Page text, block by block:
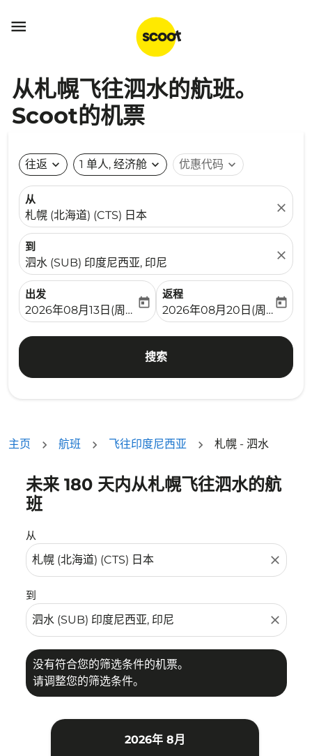

从札幌飞往泗水的航班。
Scoot的机票
往返 expand_more 1 单人, 经济舱 expand_more 优惠代码 expand_more
从
札幌 (北海道) (CTS) 日本
close
到
泗水 (SUB) 印度尼西亚, 印尼
close
出发
fc-booking-departure-date-aria-label
2026年08月13日(周四)
today
返程
fc-booking-return-date-
2026年08月20日(周四)
today
搜索
主页 航班 飞往印度尼西亚 札幌 - 泗水
未来 180 天内从札幌飞往泗水的航
班
从
close
到
close
没有符合您的筛选条件的机票。
请调整您的筛选条件。
没有符合您的筛选条件的机票。请调整您的筛选条件。
2026年 8月